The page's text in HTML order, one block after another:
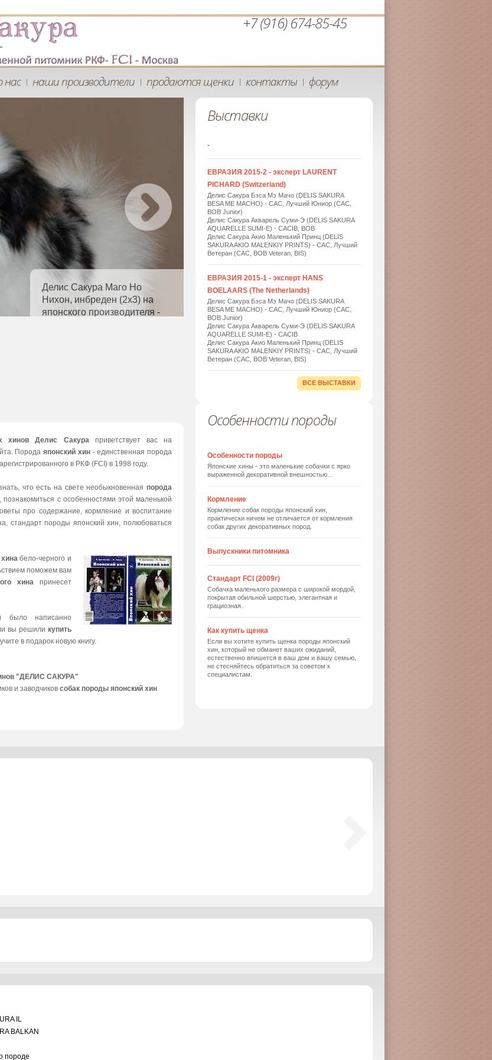
+7 (916) 674-85-45
нас | наши производители | продаются щенки | контакты | форум
Делис Сакура Маго Но
Нихон, инбреден (2х3) на
японского производителя -
Выставки
-
ЕВРАЗИЯ 2015-2 - эксперт LAURENT
PICHARD (Switzerland)
Делис Сакура Бэса Мэ Мачо (DELIS SAKURA
BESA ME MACHO) - САС, Лучший Юниор (САС,
BOB Junior)
Делис Сакура Акварель Суми-Э (DELIS SAKURA
AQUARELLE SUMI-E) - САСIB, BOB
Делис Сакура Акио Маленький Принц (DELIS
SAKURA AKIO MALENKIY PRINTS) - САС, Лучший
Ветеран (САС, BOB Veteran, BIS)
ЕВРАЗИЯ 2015-1 - эксперт HANS
BOELAARS (The Netherlands)
Делис Сакура Бэса Мэ Мачо (DELIS SAKURA
BESA ME MACHO) - САС, Лучший Юниор (САС,
BOB Junior)
Делис Сакура Акварель Суми-Э (DELIS SAKURA
AQUARELLE SUMI-E) - САСIB
Делис Сакура Акио Маленький Принц (DELIS
SAKURA AKIO MALENKIY PRINTS) - САС, Лучший
Ветеран (САС, BOB Veteran, BIS)
ВСЕ ВЫСТАВКИ
хинов Делис Сакура приветствует вас на
Порода японский хин- единственная порода
в РКФ (FCI) в 1998 году.
что есть на свете необыкновенная порода
, познакомиться с особенностями этой маленькой
про содержание, кормление и воспитание
стандарт породы японский хин, полюбоваться
бело-черного и
поможем вам
хина принесет
было написанно
вы решили купить
в подарок новую книгу.
"ДЕЛИС САКУРА"
и заводчиков собак породы японский хин
Особенности породы
Особенности породы
Японские хины - это маленькие собачки с ярко
выраженной декоративной внешностью...
Кормление
Кормление собак породы японский хин,
практически ничем не отличается от кормления
собак других декоративных пород.
Выпускники питомника
Стандарт FCI (2009г)
Собачка маленького размера с широкой мордой,
покрытая обильной шерстью, элегантная и
грациозная.
Как купить щенка
Если вы хотите купить щенка породы японский
хин, который не обманет ваших ожиданий,
естественно впишется в ваш дом и вашу семью,
не стесняйтесь обратиться за советом к
специалистам.
IL
BALKAN
породе